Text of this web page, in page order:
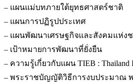
– แผนแม่บทภายใต้ยุทธศาสตร์ชาติ
– แผนการปฏิรูปประเทศ
– แผนพัฒนาเศรษฐกิจและสังคมแห่งช
– เป้าหมายการพัฒนาที่ยั่งยืน
– ความรู้เกี่ยวกับแผน TIEB :
– พระราชบัญญัติวิธีการงบประมาณ พ.